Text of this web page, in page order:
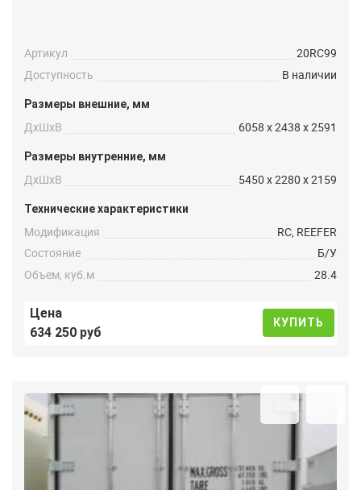
Артикул
20RC99
Доступность
В наличии
Размеры внешние, мм
ДxШxВ 6058 x 2438 x 2591
Размеры внутренние, мм
ДxШxВ 5450 x 2280 x 2159
Технические характеристики
Модификация
RC, REEFER
Состояние
Б/У
Объем, куб.м
28.4
Цена
634 250 руб
КУПИТЬ